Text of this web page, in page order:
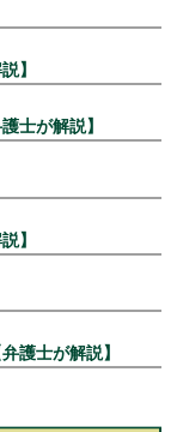
】
士が解説】
】
護士が解説】